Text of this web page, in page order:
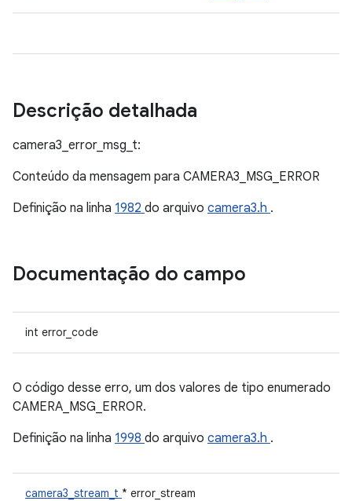
Descrição detalhada
camera3_error_msg_t:
Conteúdo da mensagem para CAMERA3_MSG_ERROR
Definição na linha 1982 do arquivo camera3.h .
Documentação do campo
int error_code
O código desse erro, um dos valores de tipo enumerado
CAMERA_MSG_ERROR.
Definição na linha 1998 do arquivo camera3.h .
camera3_stream_t * error_stream